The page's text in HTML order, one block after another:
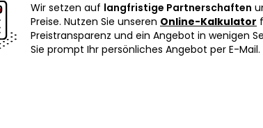
Wir setzen auf langfristige Partnerschaften
Preise. Nutzen Sie unseren Online-Kalkulator
Preistransparenz und ein Angebot in wenigen
Sie prompt Ihr persönliches Angebot per E-Mail.